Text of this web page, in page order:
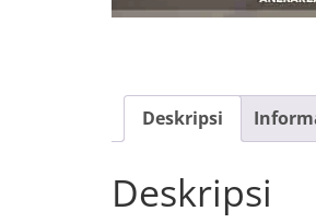
Deskripsi
Deskripsi